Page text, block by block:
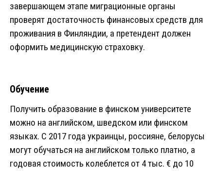
завершающем этапе миграционные органы
проверят достаточность финансовых средств для
проживания в Финляндии, а претендент должен
оформить медицинскую страховку.
Обучение
Получить образование в финском университете
можно на английском, шведском или финском
языках. С 2017 года украинцы, россияне, белорусы
могут обучаться на английском только платно, а
годовая стоимость колеблется от 4 тыс. € до 10